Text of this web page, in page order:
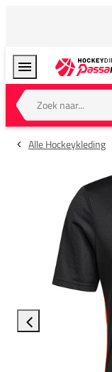
Zoek naar...
Alle Hockeykleding